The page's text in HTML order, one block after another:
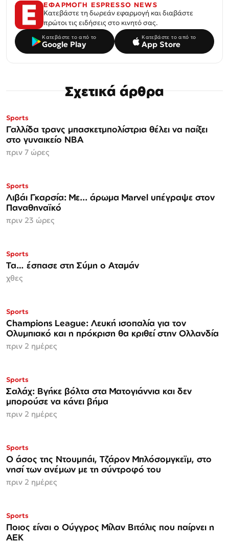
ΕΦΑΡΜΟΓΗ ESPRESSO NEWS
Κατεβάστε τη δωρεάν εφαρμογή και διαβάστε
πρώτοι τις ειδήσεις στο κινητό σας.
Κατεβάστε το από το
Google Play
Κατεβάστε το από το
App Store
Σχετικά άρθρα
Sports
Γαλλίδα τρανς μπασκετμπολίστρια θέλει να παίξει
στο γυναικείο ΝΒΑ
πριν 7 ώρες
Sports
Λιβάι Γκαρσία: Με... άρωμα Marvel υπέγραψε στον
Παναθηναϊκό
πριν 23 ώρες
Sports
Τα… έσπασε στη Σύμη ο Αταμάν
χθες
Sports
Champions League: Λευκή ισοπαλία για τον
Ολυμπιακό και η πρόκριση θα κριθεί στην Ολλανδία
πριν 2 ημέρες
Sports
Σαλάχ: Βγήκε βόλτα στα Ματογιάννια και δεν
μπορούσε να κάνει βήμα
πριν 2 ημέρες
Sports
Ο άσος της Ντουμπάι, Τζάρον Μπλόσομγκεϊμ, στο
νησί των ανέμων με τη σύντροφό του
πριν 2 ημέρες
Sports
Ποιος είναι ο Ούγγρος Μίλαν Βιτάλις που παίρνει η
ΑΕΚ